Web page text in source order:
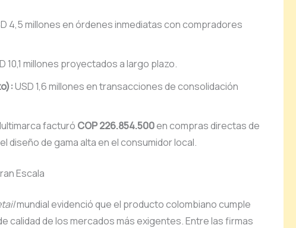
4,5 millones en órdenes inmediatas con compradores
10,1 millones proyectados a largo plazo.
USD 1,6 millones en transacciones de consolidación
facturó COP 226.854.500en compras directas de
diseño de gama alta en el consumidor local.
Escala
mundial evidenció que el producto colombiano cumple
calidad de los mercados más exigentes. Entre las firmas